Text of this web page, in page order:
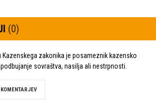
(0)
Kazenskega zakonika je posameznik kazensko
sovraštva, nasilja ali nestrpnosti.